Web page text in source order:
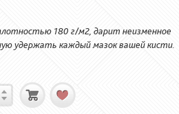
180 г/м2, дарит неизменное
удержать каждый мазок вашей кисти.